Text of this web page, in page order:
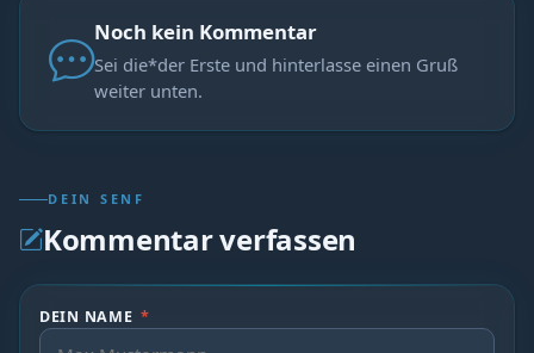
Noch kein Kommentar
Sei die*der Erste und hinterlasse einen Gruß
weiter unten.
DEIN SENF
Kommentar verfassen
DEIN NAME *